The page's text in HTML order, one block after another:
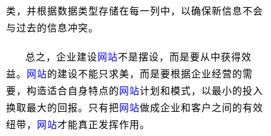
类，并根据数据类型存储在每一列中，以确保新信息不会
与过去的信息冲突。
总之，企业建设 网站不是摆设，而是要从中获得效
益。
网站的建设不能只求美，而是要根据企业经营的需
要，构造适合自身特点的 网站计划和模式，以最小的投入
换取最大的回报。只有把 网站做成企业和客户之间的有效
纽带，
网站才能真正发挥作用。